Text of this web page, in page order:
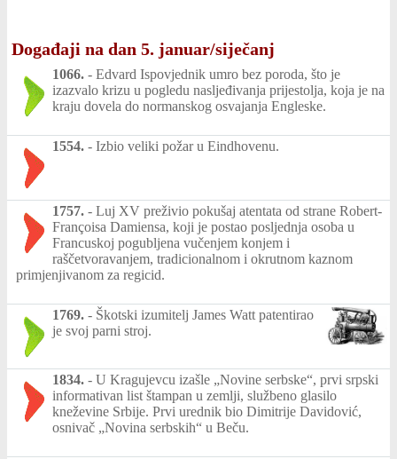
Događaji na dan 5. januar/siječanj
1066. - Edvard Ispovjednik umro bez poroda, što je
izazvalo krizu u pogledu nasljeđivanja prijestolja, koja je na
kraju dovela do normanskog osvajanja Engleske.
1554. - Izbio veliki požar u Eindhovenu.
1757. - Luj XV preživio pokušaj atentata od strane Robert-
Françoisa Damiensa, koji je postao posljednja osoba u
Francuskoj pogubljena vučenjem konjem i
raščetvoravanjem, tradicionalnom i okrutnom kaznom
primjenjivanom za regicid.
1769. - Škotski izumitelj James Watt patentirao
je svoj parni stroj.
1834. - U Kragujevcu izašle „Novine serbske“, prvi srpski
informativan list štampan u zemlji, službeno glasilo
kneževine Srbije. Prvi urednik bio Dimitrije Davidović,
osnivač „Novina serbskih“ u Beču.